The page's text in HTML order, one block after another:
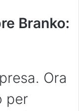
Branko:
Ora
per